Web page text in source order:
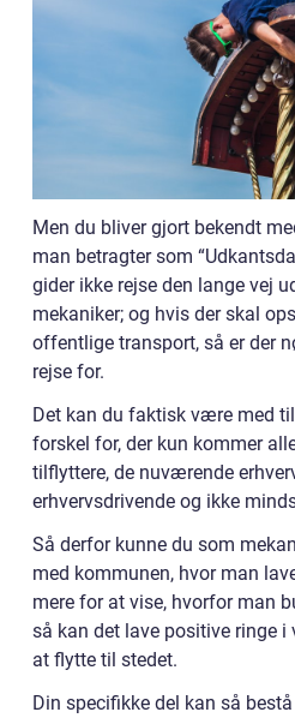
Men du bliver gjort bekendt
man betragter som
gider ikke rejse den lange vej
mekaniker; og hvis der skal
offentlige transport, så er der
rejse for.
Det kan du faktisk være med
forskel for, der kun kommer
tilflyttere, de nuværende
erhvervsdrivende og ikke
Så derfor kunne du som
med kommunen, hvor man
mere for at vise, hvorfor man
så kan det lave positive ringe
at flytte til stedet.
Din specifikke del kan så